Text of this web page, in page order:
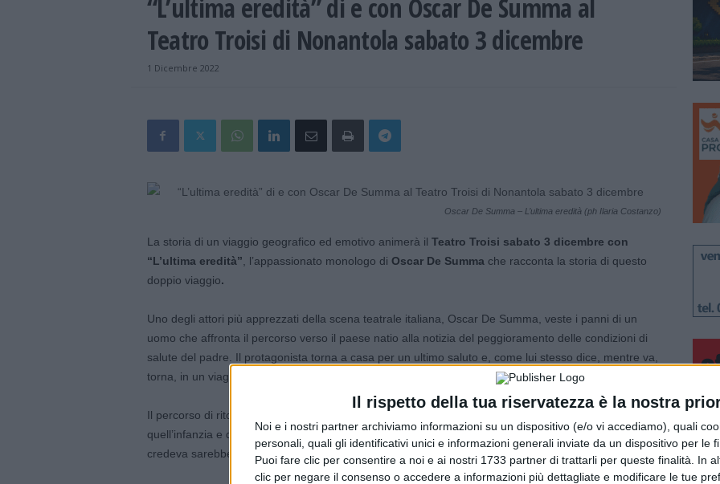
Il rispetto della tua riservatezza è la nostra
Noi e i nostri partner archiviamo informazioni su un dispositivo (e/o vi accediamo), quali
personali, quali gli identificativi unici e informazioni generali inviate da un dispositivo per le
Puoi fare clic per consentire a noi e ai nostri 1733 partner di trattarli per queste finalità. In
clic per negare il consenso o accedere a informazioni più dettagliate e modificare le tue
“L’ultima eredità” di e con Oscar De Summa al
Teatro Troisi di Nonantola sabato 3 dicembre
1 Dicembre 2022
Oscar De Summa – L’ultima eredità (ph Ilaria Costanzo)
La storia di un viaggio geografico ed emotivo animerà il Teatro Troisi sabato 3 dicembre con
“L’ultima eredità” , l’appassionato monologo di Oscar De Summa che racconta la storia di questo
doppio viaggio.
Uno degli attori più apprezzati della scena teatrale italiana, Oscar De Summa, veste i panni di un
uomo che affronta il percorso verso il paese natio alla notizia del peggioramento delle condizioni di
salute del padre. Il protagonista torna a casa per un ultimo saluto e, come lui stesso dice, mentre va,
torna, in un viaggio che ripercorre tutta la vita.
Il percorso di ritorno verso i luoghi dell’infanzia e dell’adolescenza è anche il percorso di ritorno verso
quell’infanzia e quell’adolescenza da cui credeva di aver preso distanza, da cui era fuggito e non
credeva sarebbe mai ritornato.